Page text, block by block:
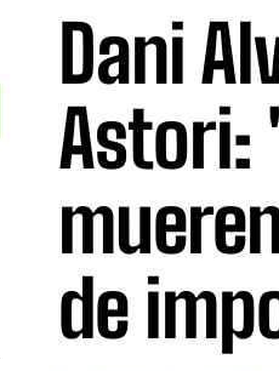
Dani
Astori:
de